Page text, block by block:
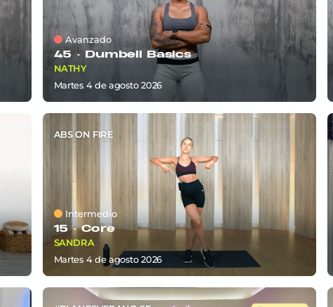
Avanzado
45 · Dumbell Basics
NATHY
martes 4deagosto 2026
ABS ON FIRE
Intermedio
15 ·Core
SANDRA
martes 4deagosto 2026